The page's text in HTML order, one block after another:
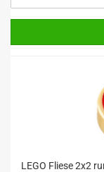
LEGO Fliese 2x2